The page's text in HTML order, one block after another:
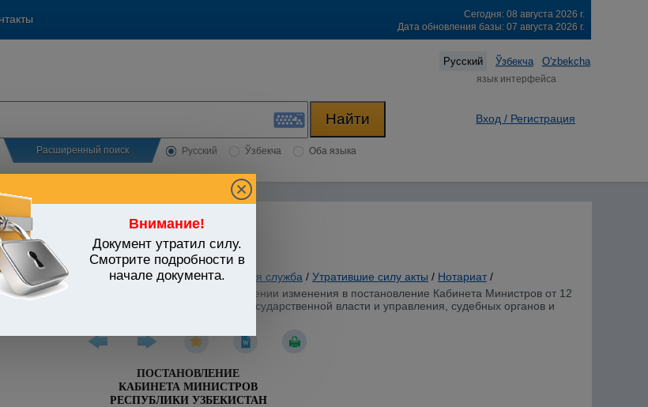
Сегодня: 08 августа 2026 г.
Дата обновления базы: 07 августа 2026 г.
Русский Ўзбекча O'zbekcha
язык интерфейса
Расширенный поиск Русский Ўзбекча Оба языка
Вход / Регистрация
Внимание!
Документ утратил силу.
Смотрите подробности в
начале документа.
юстиции. Нотариат. Адвокатура. Юридическая служба / Утратившие силу акты / Нотариат /
Узбекистан от 25.03.2009 г. N 86 "О внесении изменения в постановление Кабинета Министров от 12
сетки по оплате труда работников органов государственной власти и управления, судебных органов и
ПОСТАНОВЛЕНИЕ
КАБИНЕТА МИНИСТРОВ
РЕСПУБЛИКИ УЗБЕКИСТАН